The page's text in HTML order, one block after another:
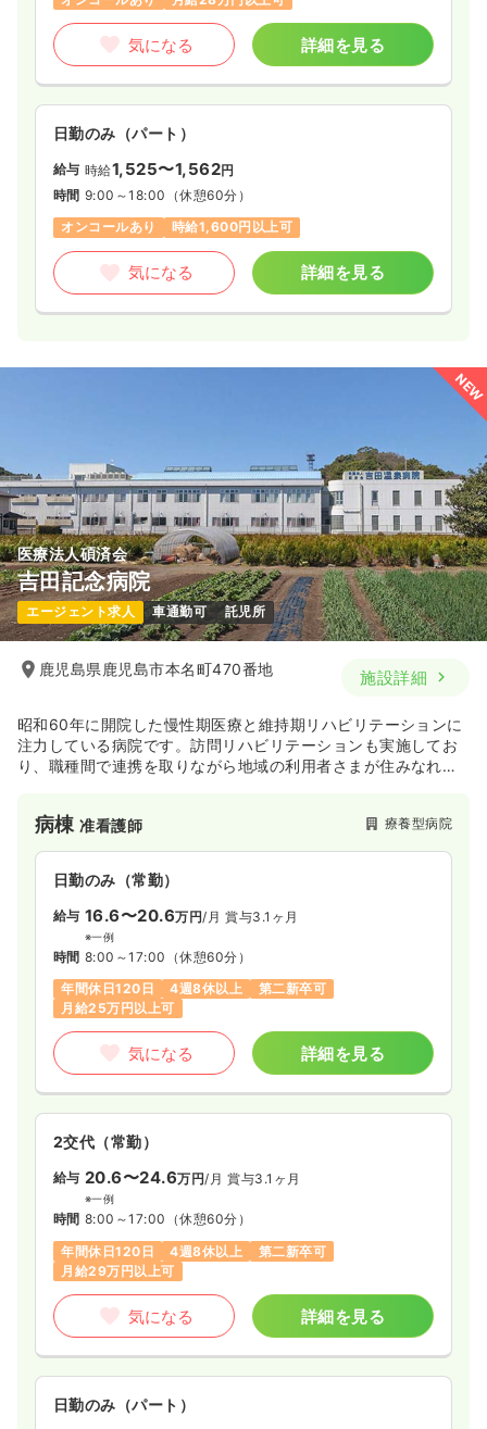
気になる 詳細を見る
日勤のみ（パート）
給与 時給1,525〜1,562円
時間 9:00～18:00 （休憩60分）
オンコールあり
時給1,600円以上可
気になる 詳細を見る
NEW
医療法人碩済会
吉田記念病院
エージェント求人 車通勤可 託児所
鹿児島県鹿児島市本名町470番地 施設詳細
昭和60年に開院した慢性期医療と維持期リハビリテーションに
注力している病院です。訪問リハビリテーションも実施してお
り、職種間で連携を取りながら地域の利用者さまが住みなれた
病棟准看護師 療養型病院
日勤のみ（常勤）
給与 16.6〜20.6万円/月 賞与3.1ヶ月
※一例
時間 8:00～17:00 （休憩60分）
年間休日120日
4週8休以上
第二新卒可
月給25万円以上可
気になる 詳細を見る
2交代（常勤）
給与 20.6〜24.6万円/月 賞与3.1ヶ月
※一例
時間 8:00～17:00 （休憩60分）
年間休日120日
4週8休以上
第二新卒可
月給29万円以上可
気になる 詳細を見る
日勤のみ（パート）